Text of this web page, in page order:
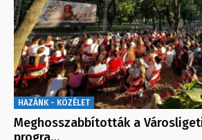
HAZÁNK - KÖZÉLET
Meghosszabbították a